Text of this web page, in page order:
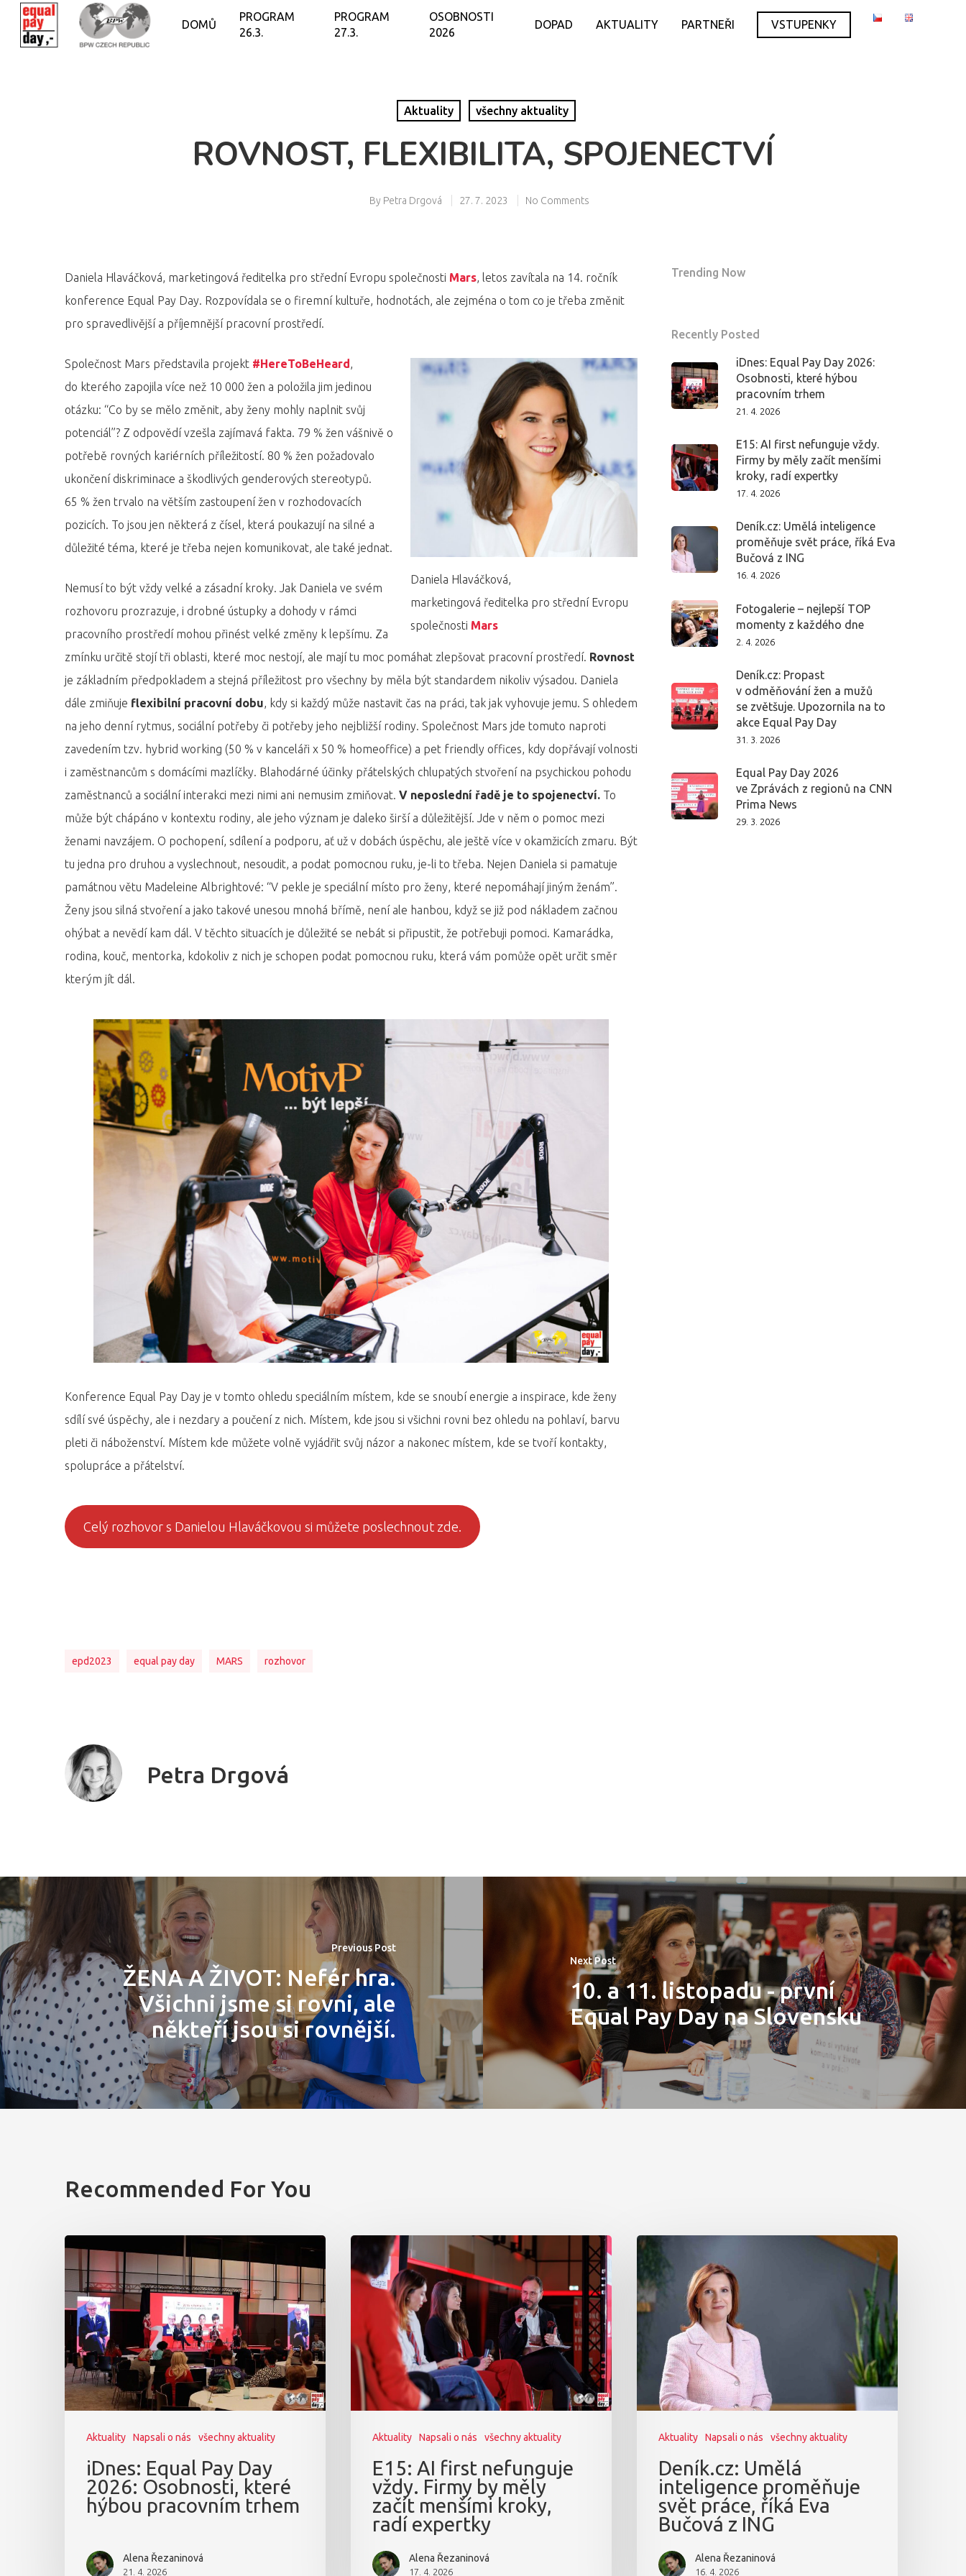
DOMŮ
PROGRAM
26.3.
PROGRAM
27.3.
OSOBNOSTI
2026
DOPAD AKTUALITY PARTNEŘI VSTUPENKY
Aktuality všechny aktuality
ROVNOST, FLEXIBILITA, SPOJENECTVÍ
By Petra Drgová 27. 7. 2023 No Comments
Daniela Hlaváčková, marketingová ředitelka pro střední Evropu společnosti Mars, letos zavítala na 14. ročník
konference Equal Pay Day. Rozpovídala se o firemní kultuře, hodnotách, ale zejména o tom co je třeba změnit
pro spravedlivější a příjemnější pracovní prostředí.
Daniela Hlaváčková,
marketingová ředitelka pro střední Evropu
společnosti Mars
Společnost Mars představila projekt #HereToBeHeard,
do kterého zapojila více než 10 000 žen a položila jim jedinou
otázku: “Co by se mělo změnit, aby ženy mohly naplnit svůj
potenciál”? Z odpovědí vzešla zajímavá fakta. 79 % žen vášnivě o
potřebě rovných kariérních příležitostí. 80 % žen požadovalo
ukončení diskriminace a škodlivých genderových stereotypů.
65 % žen trvalo na větším zastoupení žen v rozhodovacích
pozicích. To jsou jen některá z čísel, která poukazují na silné a
důležité téma, které je třeba nejen komunikovat, ale také jednat.
Nemusí to být vždy velké a zásadní kroky. Jak Daniela ve svém
rozhovoru prozrazuje, i drobné ústupky a dohody v rámci
pracovního prostředí mohou přinést velké změny k lepšímu. Za
zmínku určitě stojí tři oblasti, které moc nestojí, ale mají tu moc pomáhat zlepšovat pracovní prostředí. Rovnost
je základním předpokladem a stejná příležitost pro všechny by měla být standardem nikoliv výsadou. Daniela
dále zmiňuje flexibilní pracovní dobu, kdy si každý může nastavit čas na práci, tak jak vyhovuje jemu. S ohledem
na jeho denní rytmus, sociální potřeby či potřeby jeho nejbližší rodiny. Společnost Mars jde tomuto naproti
zavedením tzv. hybrid working (50 % v kanceláři x 50 % homeoffice) a pet friendly offices, kdy dopřávají volnosti
i zaměstnancům s domácími mazlíčky. Blahodárné účinky přátelských chlupatých stvoření na psychickou pohodu
zaměstnanců a sociální interakci mezi nimi ani nemusim zmiňovat. V neposlední řadě je to spojenectví. To
může být chápáno v kontextu rodiny, ale jeho význam je daleko širší a důležitější. Jde v něm o pomoc mezi
ženami navzájem. O pochopení, sdílení a podporu, ať už v dobách úspěchu, ale ještě více v okamžicích zmaru. Být
tu jedna pro druhou a vyslechnout, nesoudit, a podat pomocnou ruku, je-li to třeba. Nejen Daniela si pamatuje
památnou větu Madeleine Albrightové: “V pekle je speciální místo pro ženy, které nepomáhají jiným ženám”.
Ženy jsou silná stvoření a jako takové unesou mnohá břímě, není ale hanbou, když se již pod nákladem začnou
ohýbat a nevědí kam dál. V těchto situacích je důležité se nebát si připustit, že potřebuji pomoci. Kamarádka,
rodina, kouč, mentorka, kdokoliv z nich je schopen podat pomocnou ruku, která vám pomůže opět určit směr
kterým jít dál.
Konference Equal Pay Day je v tomto ohledu speciálním místem, kde se snoubí energie a inspirace, kde ženy
sdílí své úspěchy, ale i nezdary a poučení z nich. Místem, kde jsou si všichni rovni bez ohledu na pohlaví, barvu
pleti či náboženství. Místem kde můžete volně vyjádřit svůj názor a nakonec místem, kde se tvoří kontakty,
spolupráce a přátelství.
Celý rozhovor s Danielou Hlaváčkovou si můžete poslechnout zde.
epd2023 equal pay day MARS rozhovor
Petra Drgová
Trending Now
Recently Posted
iDnes: Equal Pay Day 2026:
Osobnosti, které hýbou
pracovním trhem
21. 4. 2026
E15: AI first nefunguje vždy.
Firmy by měly začít menšími
kroky, radí expertky
17. 4. 2026
Deník.cz: Umělá inteligence
proměňuje svět práce, říká Eva
Bučová z ING
16. 4. 2026
Fotogalerie – nejlepší TOP
momenty z každého dne
2. 4. 2026
Deník.cz: Propast
v odměňování žen a mužů
se zvětšuje. Upozornila na to
akce Equal Pay Day
31. 3. 2026
Equal Pay Day 2026
ve Zprávách z regionů na CNN
Prima News
29. 3. 2026
Previous Post
ŽENA A ŽIVOT: Nefér hra.
Všichni jsme si rovni, ale
někteří jsou si rovnější.
Next Post
10. a 11. listopadu - první
Equal Pay Day na Slovensku
Recommended For You
Aktuality Napsali o nás všechny aktuality
iDnes: Equal Pay Day
2026: Osobnosti, které
hýbou pracovním trhem
Alena Řezaninová
21. 4. 2026
Aktuality Napsali o nás všechny aktuality
E15: AI first nefunguje
vždy. Firmy by měly
začít menšími kroky,
radí expertky
Alena Řezaninová
17. 4. 2026
Aktuality Napsali o nás všechny aktuality
Deník.cz: Umělá
inteligence proměňuje
svět práce, říká Eva
Bučová z ING
Alena Řezaninová
16. 4. 2026